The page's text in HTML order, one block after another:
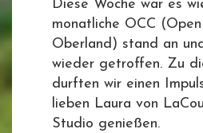
Diese Woche war es
monatliche OCC
Oberland) stand an
wieder getroffen. Zu
durften wir einen
lieben Laura von
Studio genießen.